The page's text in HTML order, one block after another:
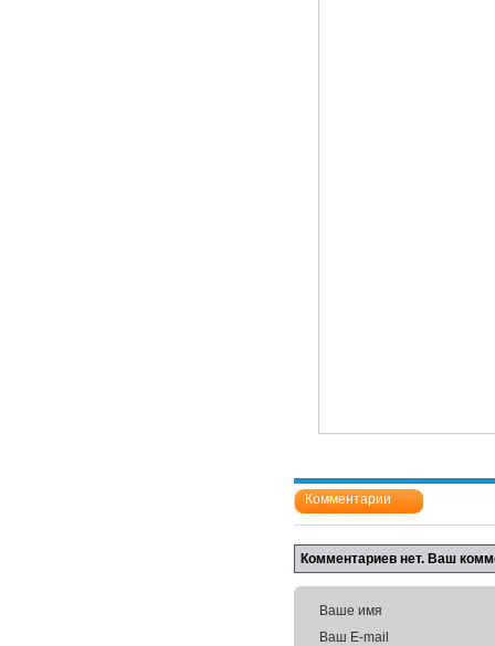
Комментарии
Комментариев нет. Ваш
Ваше имя
Ваш E-mail